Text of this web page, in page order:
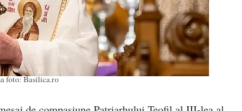
foto: Basilica.ro